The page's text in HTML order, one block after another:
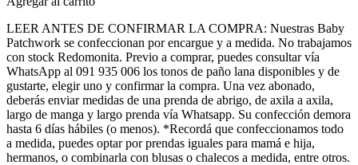
LEER ANTES DE CONFIRMAR LA COMPRA: Nuestras Baby
Patchwork se confeccionan por encargue y a medida. No trabajamos
con stock Redomonita. Previo a comprar, puedes consultar vía
WhatsApp al 091 935 006 los tonos de paño lana disponibles y de
gustarte, elegir uno y confirmar la compra. Una vez abonado,
deberás enviar medidas de una prenda de abrigo, de axila a axila,
largo de manga y largo prenda vía Whatsapp. Su confección demora
hasta 6 días hábiles (o menos). *Recordá que confeccionamos todo
a medida, puedes optar por prendas iguales para mamá e hija,
hermanos, o combinarla con blusas o chalecos a medida, entre otros.